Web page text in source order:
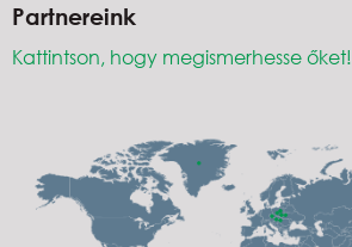
Partnereink
Kattintson, hogy megismerhesse őket!